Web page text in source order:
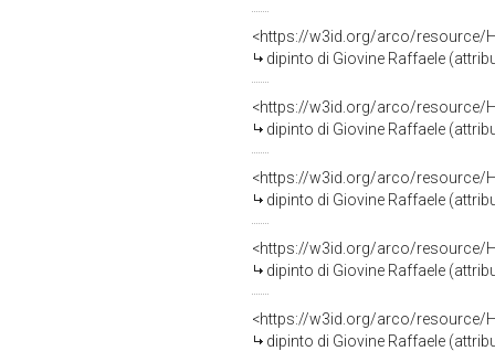
<https://w3id.org/arco/resource/
dipinto di Giovine Raffaele
<https://w3id.org/arco/resource/
dipinto di Giovine Raffaele
<https://w3id.org/arco/resource/
dipinto di Giovine Raffaele
<https://w3id.org/arco/resource/
dipinto di Giovine Raffaele
<https://w3id.org/arco/resource/
dipinto di Giovine Raffaele